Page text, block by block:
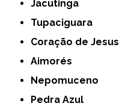
Jacutinga
Tupaciguara
Coração de Jesus
Aimorés
Nepomuceno
Pedra Azul